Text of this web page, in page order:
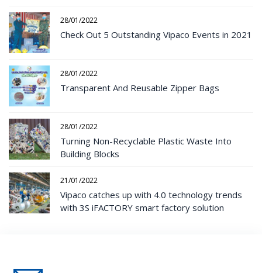
28/01/2022
Check Out 5 Outstanding Vipaco Events in 2021
28/01/2022
Transparent And Reusable Zipper Bags
28/01/2022
Turning Non-Recyclable Plastic Waste Into
Building Blocks
21/01/2022
Vipaco catches up with 4.0 technology trends
with 3S iFACTORY smart factory solution